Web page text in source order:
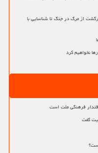
از مرگ در جنگ تا شناسایی با
نخواهیم کرد
فرهنگی ملت است
گفت